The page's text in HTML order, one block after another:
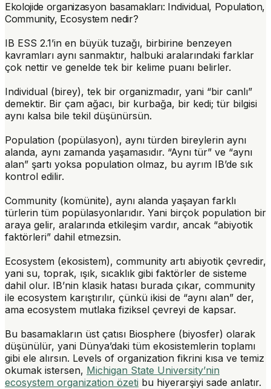
Ekolojide organizasyon basamakları: Individual, Population,
Community, Ecosystem nedir?
IB ESS 2.1’in en büyük tuzağı, birbirine benzeyen
kavramları aynı sanmaktır, halbuki aralarındaki farklar
çok nettir ve genelde tek bir kelime puanı belirler.
Individual (birey), tek bir organizmadır, yani “bir canlı”
demektir. Bir çam ağacı, bir kurbağa, bir kedi; tür bilgisi
aynı kalsa bile tekil düşünürsün.
Population (popülasyon), aynı türden bireylerin aynı
alanda, aynı zamanda yaşamasıdır. “Aynı tür” ve “aynı
alan” şartı yoksa population olmaz, bu ayrım IB’de sık
kontrol edilir.
Community (komünite), aynı alanda yaşayan farklı
türlerin tüm popülasyonlarıdır. Yani birçok population bir
araya gelir, aralarında etkileşim vardır, ancak “abiyotik
faktörleri” dahil etmezsin.
Ecosystem (ekosistem), community artı abiyotik çevredir,
yani su, toprak, ışık, sıcaklık gibi faktörler de sisteme
dahil olur. IB’nin klasik hatası burada çıkar, community
ile ecosystem karıştırılır, çünkü ikisi de “aynı alan” der,
ama ecosystem mutlaka fiziksel çevreyi de kapsar.
Bu basamakların üst çatısı Biosphere (biyosfer) olarak
düşünülür, yani Dünya’daki tüm ekosistemlerin toplamı
gibi ele alırsın. Levels of organization fikrini kısa ve temiz
okumak istersen, Michigan State University’nin
ecosystem organization özeti bu hiyerarşiyi sade anlatır.